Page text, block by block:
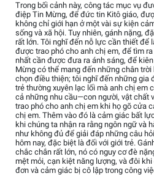
Trong bối cảnh này, công tác mục vụ
điệp Tin Mừng, để đức tin Kitô giáo,
không chỉ giới hạn ở một vài sự kiện
sống và xã hội. Tuy nhiên, gánh nặng,
rất lớn. Tôi nghĩ đến nỗ lực cần thiết để
được trao phó cho anh chị em, để tìm
nhất cần được đưa ra ánh sáng, để
Mừng có thể mang đến những chân
chọn điều thiện; tôi nghĩ đến những gia
trẻ thường xuyên lạc lối mà anh chị em
cả những nhu cầu—con người, vật chất
trao phó cho anh chị em khi họ gõ cửa
chị em. Thêm vào đó là cảm giác bất
khi chúng ta nhận ra rằng ngôn ngữ và
như không đủ để giải đáp những câu
hôm nay, đặc biệt là đối với giới trẻ.
chắc chắn rất lớn, nó có nguy cơ đè
mệt mỏi, cạn kiệt năng lượng, và đôi
đơn và cảm giác bị cô lập trong công